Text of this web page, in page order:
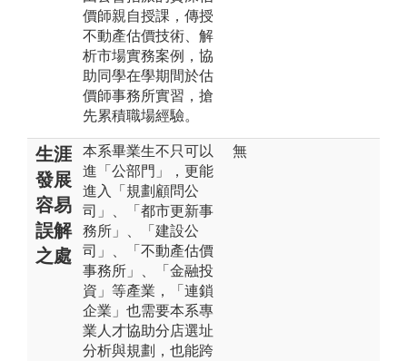
價師親自授課，傳授
不動產估價技術、解
析市場實務案例，協
助同學在學期間於估
價師事務所實習，搶
先累積職場經驗。
生涯
發展
容易
誤解
之處
本系畢業生不只可以
進「公部門」，更能
進入「規劃顧問公
司」、「都市更新事
務所」、「建設公
司」、「不動產估價
事務所」、「金融投
資」等產業，「連鎖
企業」也需要本系專
業人才協助分店選址
分析與規劃，也能跨
無